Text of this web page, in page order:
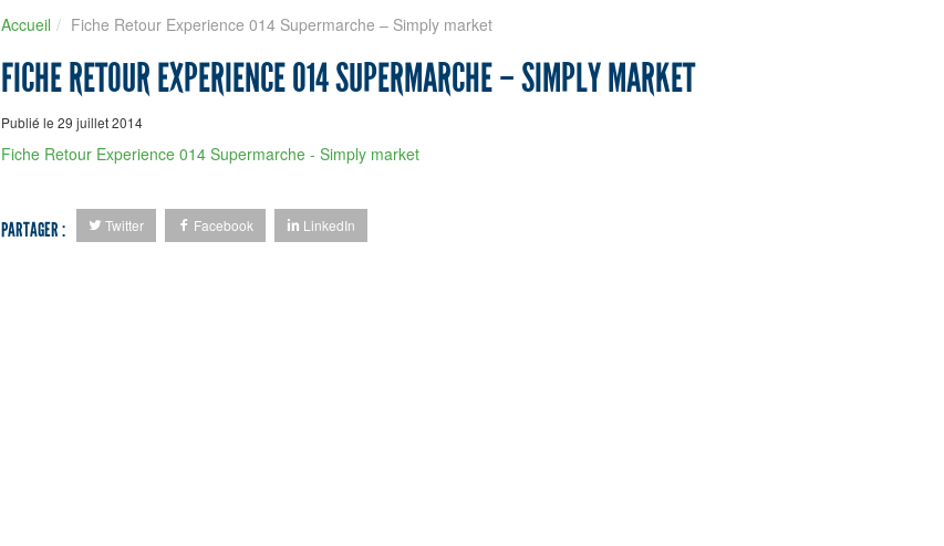
Accueil Fiche Retour Experience 014 Supermarche – Simply market
FICHE RETOUR EXPERIENCE 014 SUPERMARCHE – SIMPLY MARKET
Publié le 29 juillet 2014
Fiche Retour Experience 014 Supermarche - Simply market
PARTAGER : Twitter Facebook LinkedIn